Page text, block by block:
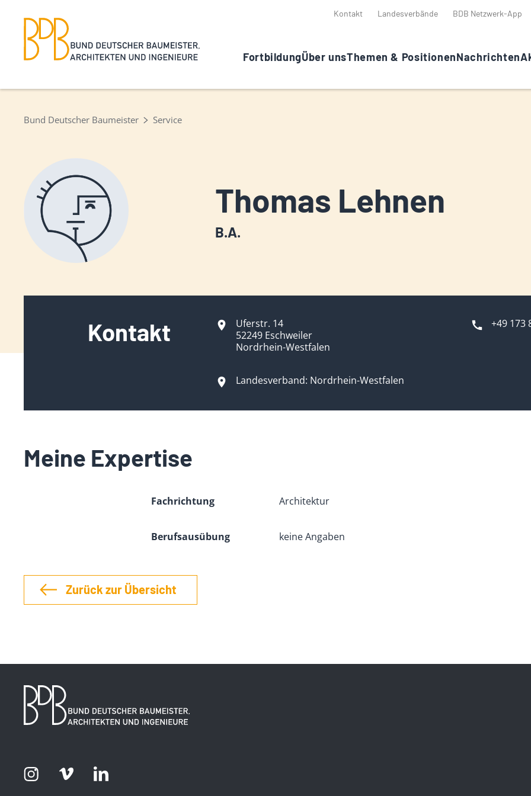
Kontakt Landesverbände BDB Netzwerk-App
FortbildungÜber unsThemen & PositionenNachrichten
Bund Deutscher Baumeister Service
Thomas Lehnen
B.A.
Kontakt
Uferstr. 14
52249 Eschweiler
Nordrhein-Westfalen
+49 173
Landesverband: Nordrhein-Westfalen
Meine Expertise
Fachrichtung Architektur
Berufsausübung keine Angaben
Zurück zur Übersicht